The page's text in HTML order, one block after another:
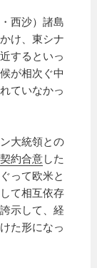
西沙）諸島
け、東シナ
するといっ
が相次ぐ中
ていなかっ
大統領との
約合意した
って欧米と
て相互依存
示して、経
た形になっ